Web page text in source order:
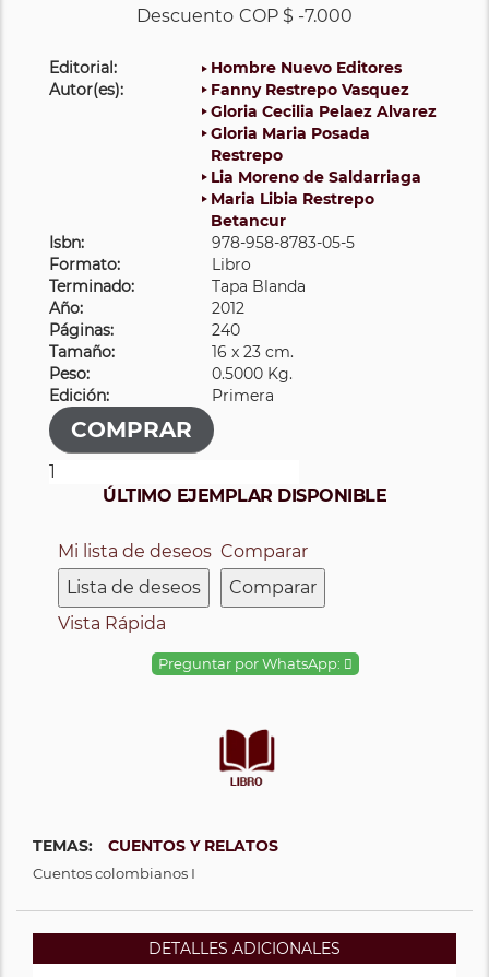
Descuento COP $ -7.000
Editorial:
Hombre Nuevo Editores
Autor(es):
Fanny Restrepo Vasquez
Gloria Cecilia Pelaez Alvarez
Gloria Maria Posada
Restrepo
Lia Moreno de Saldarriaga
Maria Libia Restrepo
Betancur
Isbn:
978-958-8783-05-5
Formato:
Libro
Terminado:
Tapa Blanda
Año:
2012
Páginas:
240
Tamaño:
16 x 23 cm.
Peso:
0.5000 Kg.
Edición:
Primera
ÚLTIMO EJEMPLAR DISPONIBLE
Mi lista de deseos
Lista de deseos
Comparar
Comparar
Vista Rápida
Preguntar por WhatsApp:
TEMAS: CUENTOS Y RELATOS
Cuentos colombianos I
DETALLES ADICIONALES